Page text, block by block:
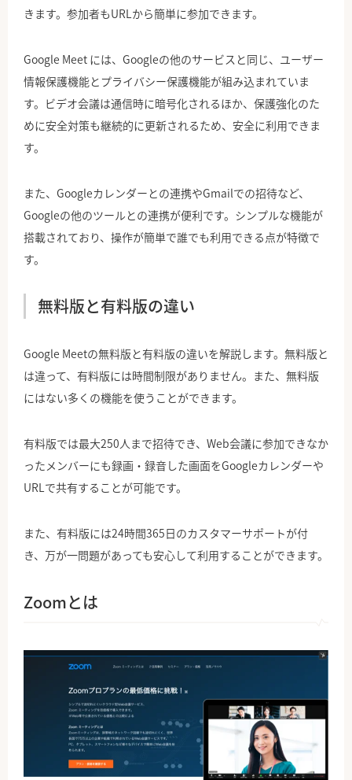
きます。参加者もURLから簡単に参加できます。
Google Meet には、Googleの他のサービスと同じ、ユーザー
情報保護機能とプライバシー保護機能が組み込まれていま
す。ビデオ会議は通信時に暗号化されるほか、保護強化のた
めに安全対策も継続的に更新されるため、安全に利用できま
す。
また、Googleカレンダーとの連携やGmailでの招待など、
Googleの他のツールとの連携が便利です。シンプルな機能が
搭載されており、操作が簡単で誰でも利用できる点が特徴で
す。
無料版と有料版の違い
Google Meetの無料版と有料版の違いを解説します。無料版と
は違って、有料版には時間制限がありません。また、無料版
にはない多くの機能を使うことができます。
有料版では最大250人まで招待でき、Web会議に参加できなか
ったメンバーにも録画・録音した画面をGoogleカレンダーや
URLで共有することが可能です。
また、有料版には24時間365日のカスタマーサポートが付
き、万が一問題があっても安心して利用することができます。
Zoomとは